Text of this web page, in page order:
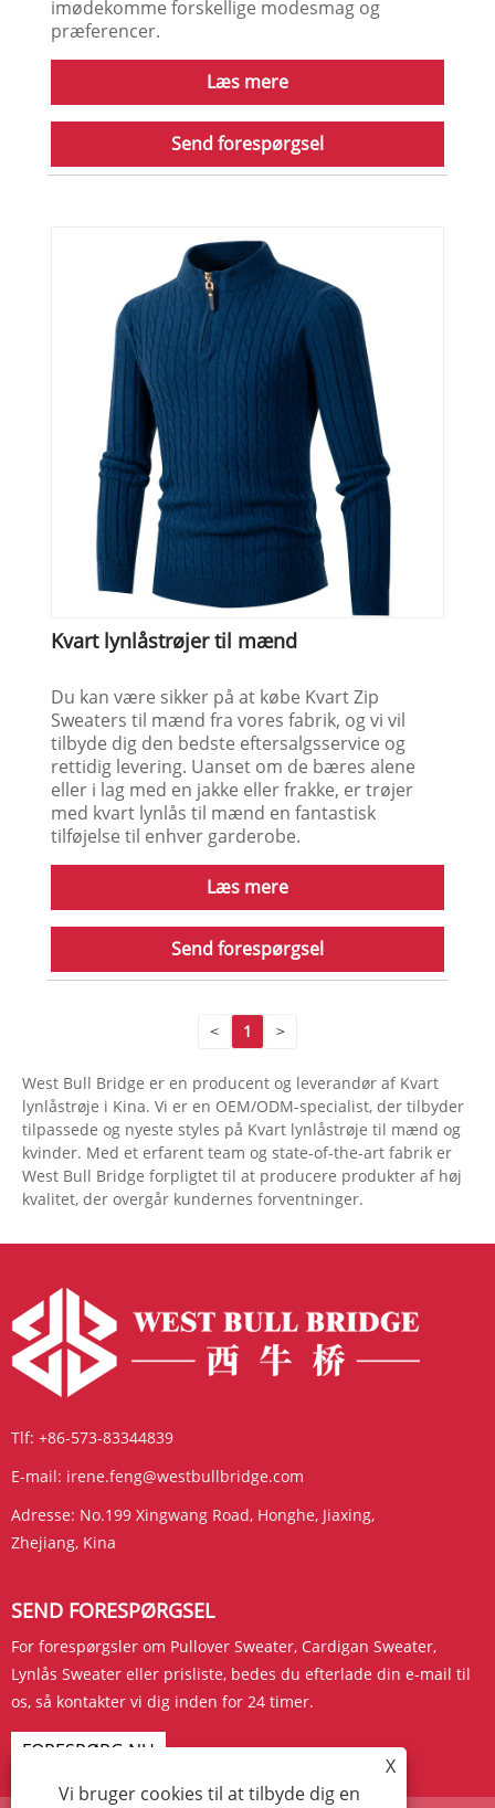
imødekomme forskellige modesmag og
præferencer.
Læs mere
Send forespørgsel
Kvart lynlåstrøjer til mænd
Du kan være sikker på at købe Kvart Zip
Sweaters til mænd fra vores fabrik, og vi vil
tilbyde dig den bedste eftersalgsservice og
rettidig levering. Uanset om de bæres alene
eller i lag med en jakke eller frakke, er trøjer
med kvart lynlås til mænd en fantastisk
tilføjelse til enhver garderobe.
Læs mere
Send forespørgsel
< 1 >
West Bull Bridge er en producent og leverandør af Kvart
lynlåstrøje i Kina. Vi er en OEM/ODM-specialist, der tilbyder
tilpassede og nyeste styles på Kvart lynlåstrøje til mænd og
kvinder. Med et erfarent team og state-of-the-art fabrik er
West Bull Bridge forpligtet til at producere produkter af høj
kvalitet, der overgår kundernes forventninger.
Tlf: +86-573-83344839
E-mail: irene.feng@westbullbridge.com
Adresse: No.199 Xingwang Road, Honghe, Jiaxing,
Zhejiang, Kina
SEND FORESPØRGSEL
For forespørgsler om Pullover Sweater, Cardigan Sweater,
Lynlås Sweater eller prisliste, bedes du efterlade din e-mail til
os, så kontakter vi dig inden for 24 timer.
FORESPØRG NU
X
Vi bruger cookies til at tilbyde dig en